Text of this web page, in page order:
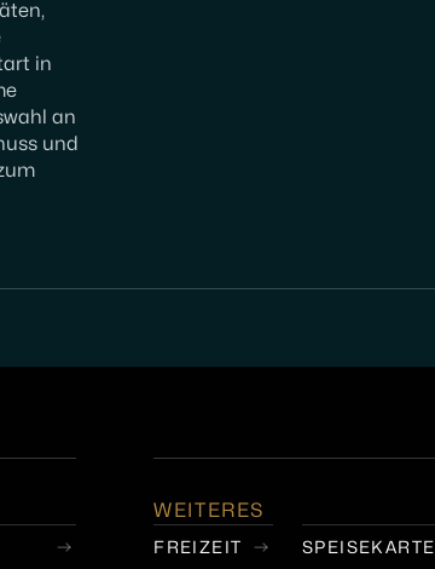
in
an
und
WEITERES
FREIZEIT SPEISEKARTE